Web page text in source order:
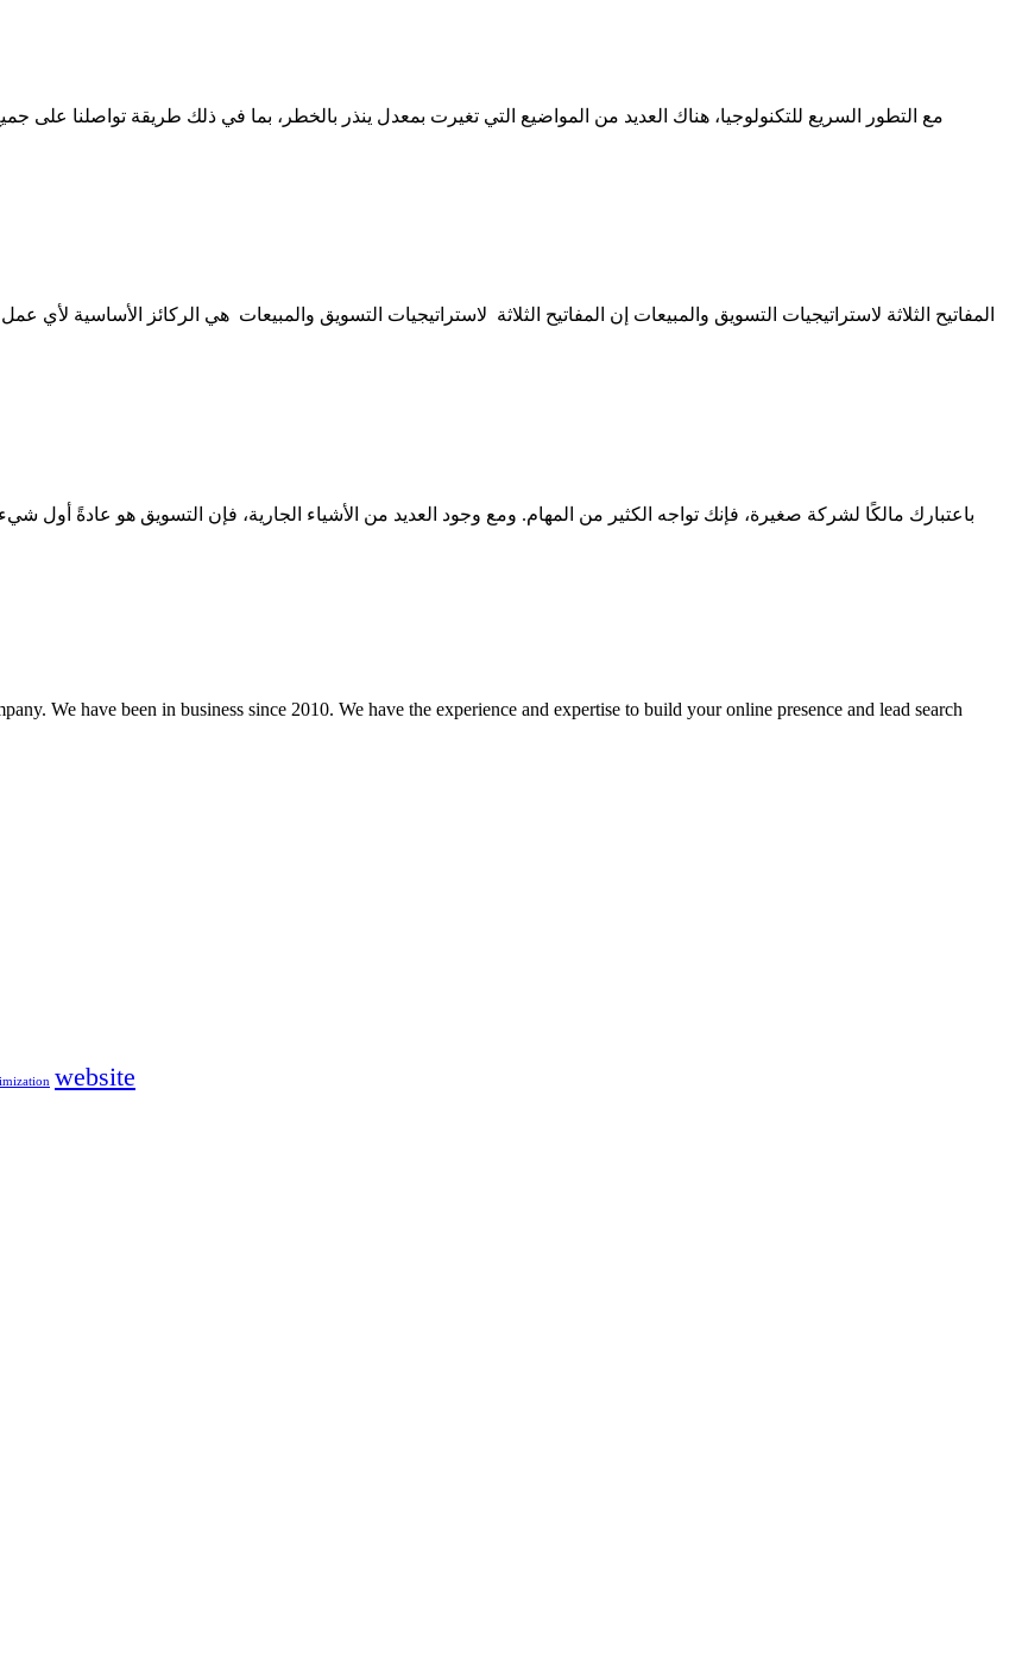
مع التطور السريع للتكنولوجيا، هناك العديد من المواضيع التي تغيرت بمعدل ينذر بالخطر، بما في ذلك طريقة تواصلنا
المفاتيح الثلاثة لاستراتيجيات التسويق والمبيعات إن المفاتيح الثلاثة لاستراتيجيات التسويق والمبيعات هي الركائز
باعتبارك مالكًا لشركة صغيرة، فإنك تواجه الكثير من المهام. ومع وجود العديد من الأشياء الجارية، فإن التسويق هو عادةً أول
We have been in business since 2010. We have the experience and expertise to build your online presence and lead search
website